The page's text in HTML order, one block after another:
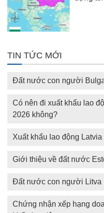
TIN TỨC MỚI
Đất nước con người
Có nên đi xuất khẩu lao
2026 không?
Xuất khẩu lao động Latvia
Giới thiệu về đất nước
Đất nước con người Litva
Chứng nhận xếp hạng